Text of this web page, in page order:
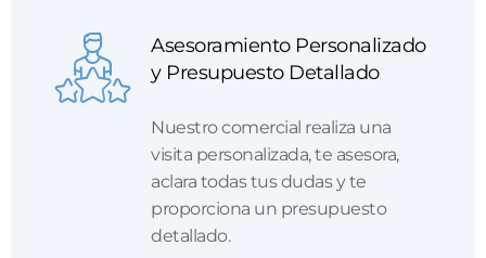
Asesoramiento Personalizado
y Presupuesto Detallado
Nuestro comercial realiza una
visita personalizada, te asesora,
aclara todas tus dudas y te
proporciona un presupuesto
detallado.